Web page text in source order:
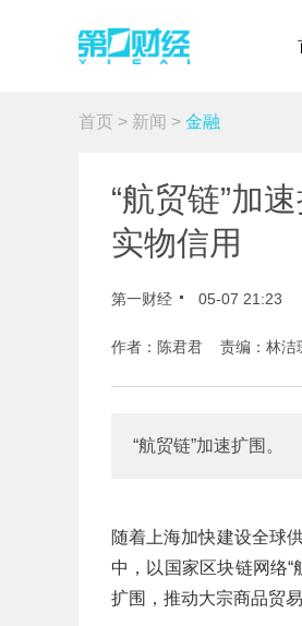
首页 > 新闻 > 金融
“航贸链”加
实物信用
第一财经 05-07 21:23
作者：陈君君 责编：林洁
“航贸链”加速扩围。
随着上海加快建设全球
中，以国家区块链网络
扩围，推动大宗商品贸